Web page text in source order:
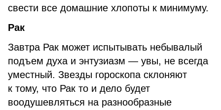
свести все домашние хлопоты к минимуму.
Рак
Завтра Рак может испытывать небывалый
подъем духа и энтузиазм — увы, не всегда
уместный. Звезды гороскопа склоняют
к тому, что Рак то и дело будет
воодушевляться на разнообразные